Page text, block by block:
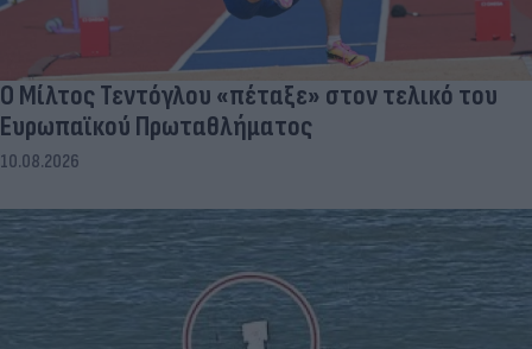
Ο Μίλτος Τεντόγλου «πέταξε» στον τελικό του
Ευρωπαϊκού Πρωταθλήματος
10.08.2026